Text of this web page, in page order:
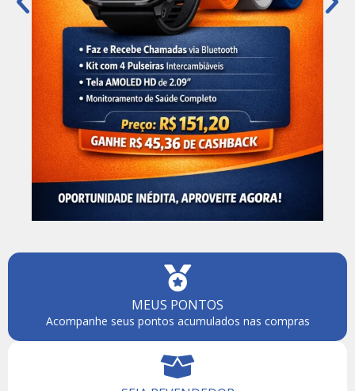
MEUS PONTOS
Acompanhe seus pontos acumulados nas compras